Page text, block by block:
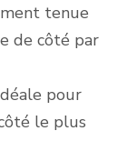
tenue
de côté par
pour
le plus